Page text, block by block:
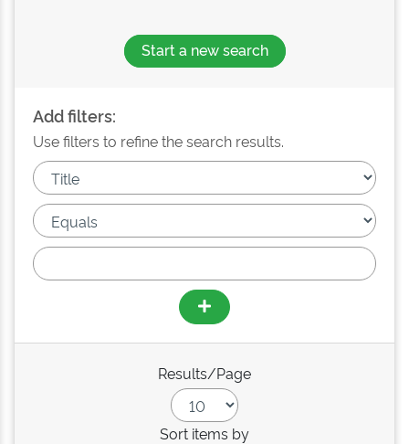
Start a new search
Add filters:
Use filters to refine the search results.
Results/Page
Sort items by